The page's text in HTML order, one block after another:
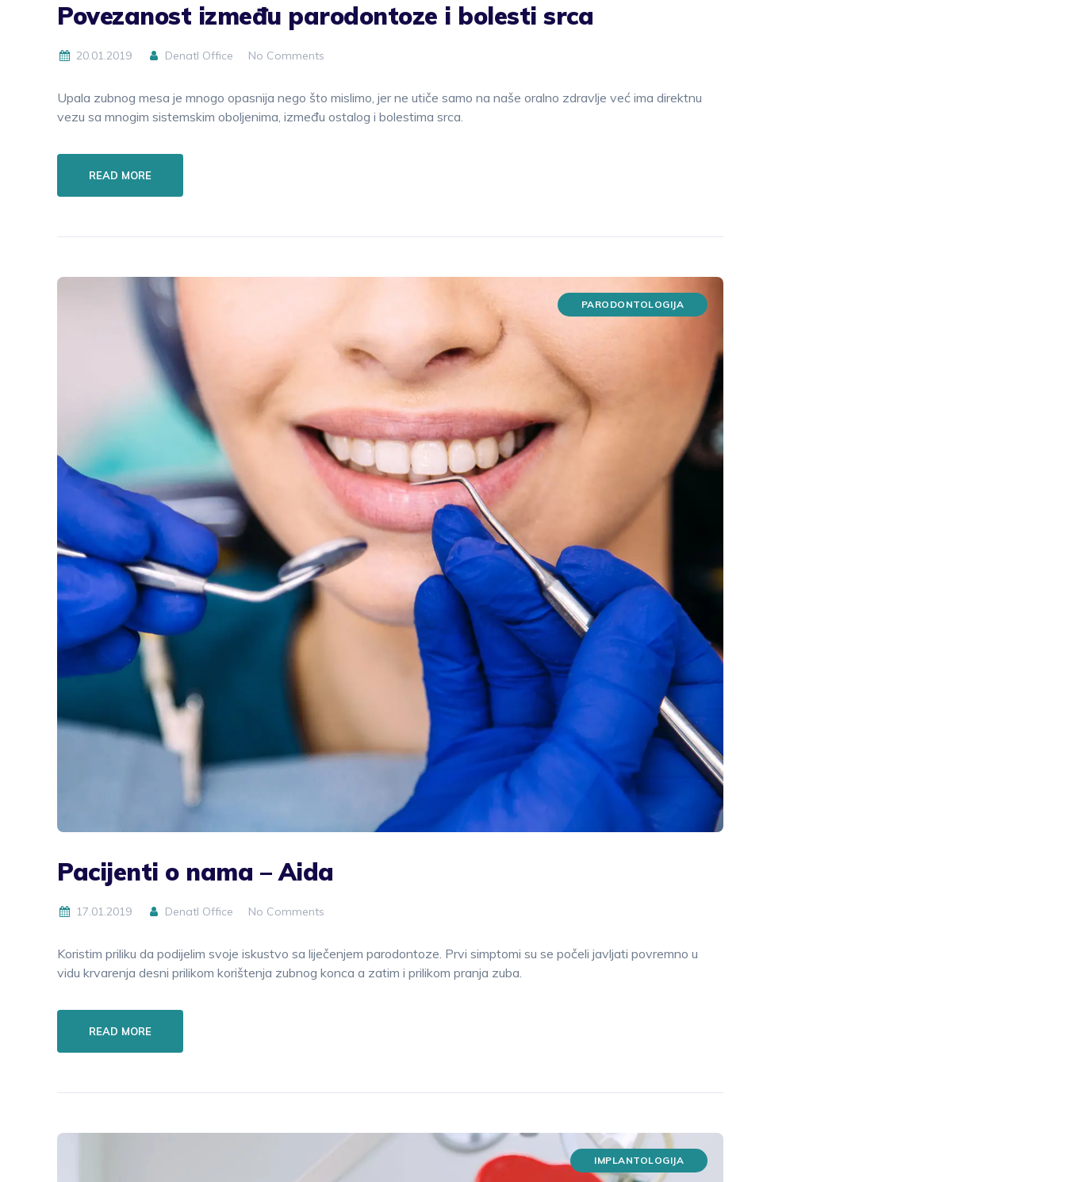
Povezanost između parodontoze i bolesti srca
20.01.2019 Denatl Office No Comments
Upala zubnog mesa je mnogo opasnija nego što mislimo, jer ne utiče samo na naše oralno zdravlje već ima direktnu
vezu sa mnogim sistemskim oboljenima, između ostalog i bolestima srca.
READ MORE
PARODONTOLOGIJA
Pacijenti o nama – Aida
17.01.2019 Denatl Office No Comments
Koristim priliku da podijelim svoje iskustvo sa liječenjem parodontoze. Prvi simptomi su se počeli javljati povremno u
vidu krvarenja desni prilikom korištenja zubnog konca a zatim i prilikom pranja zuba.
READ MORE
IMPLANTOLOGIJA